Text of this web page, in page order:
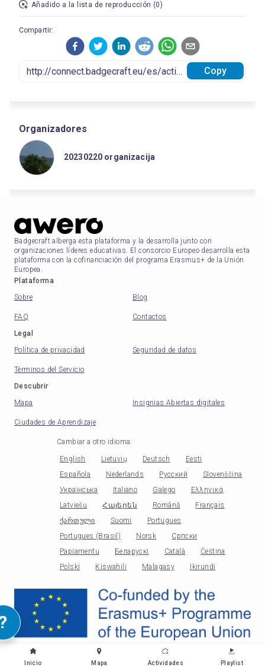
Añadido a la lista de reproducción (0)
Compartir:
Copy
Organizadores
20230220 organizacija
Badgecraft alberga esta plataforma y la desarrolla junto con
organizaciones líderes educativas. El consorcio Europeo desarrolla esta
plataforma con la cofinanciación del programa Erasmus+ de la Unión
Europea.
Plataforma
Sobre
Blog
FAQ
Contactos
Legal
Política de privacidad
Seguridad de datos
Términos del Servicio
Descubrir
Mapa
Insignias Abiertas digitales
Ciudades de Aprendizaje
Cambiar a otro idioma:
English Lietuvių Deutsch
Eesti
Española
Nederlands Русский
Slovenščina
Українська
Italiano Galego
Ελληνικά
Latviešu
Հայերեն Română
Français
ქართული
Suomi
Portugues
Portugues (Brasil)
Norsk
Српски
Papiamentu
Беларускі Català
Čeština
Polski
Kiswahili Malagasy Ikirundi
Inicio Mapa Actividades Playlist